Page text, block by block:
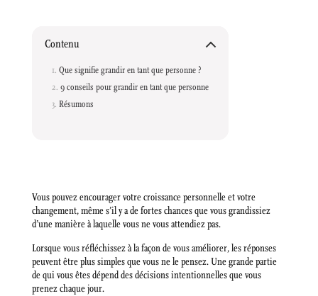
Contenu
Que signifie grandir en tant que personne ?
9 conseils pour grandir en tant que personne
Résumons
Vous pouvez encourager votre croissance personnelle et votre
changement, même s’il y a de fortes chances que vous grandissiez
d’une manière à laquelle vous ne vous attendiez pas.
Lorsque vous réfléchissez à la façon de vous améliorer, les réponses
peuvent être plus simples que vous ne le pensez. Une grande partie
de qui vous êtes dépend des décisions intentionnelles que vous
prenez chaque jour.